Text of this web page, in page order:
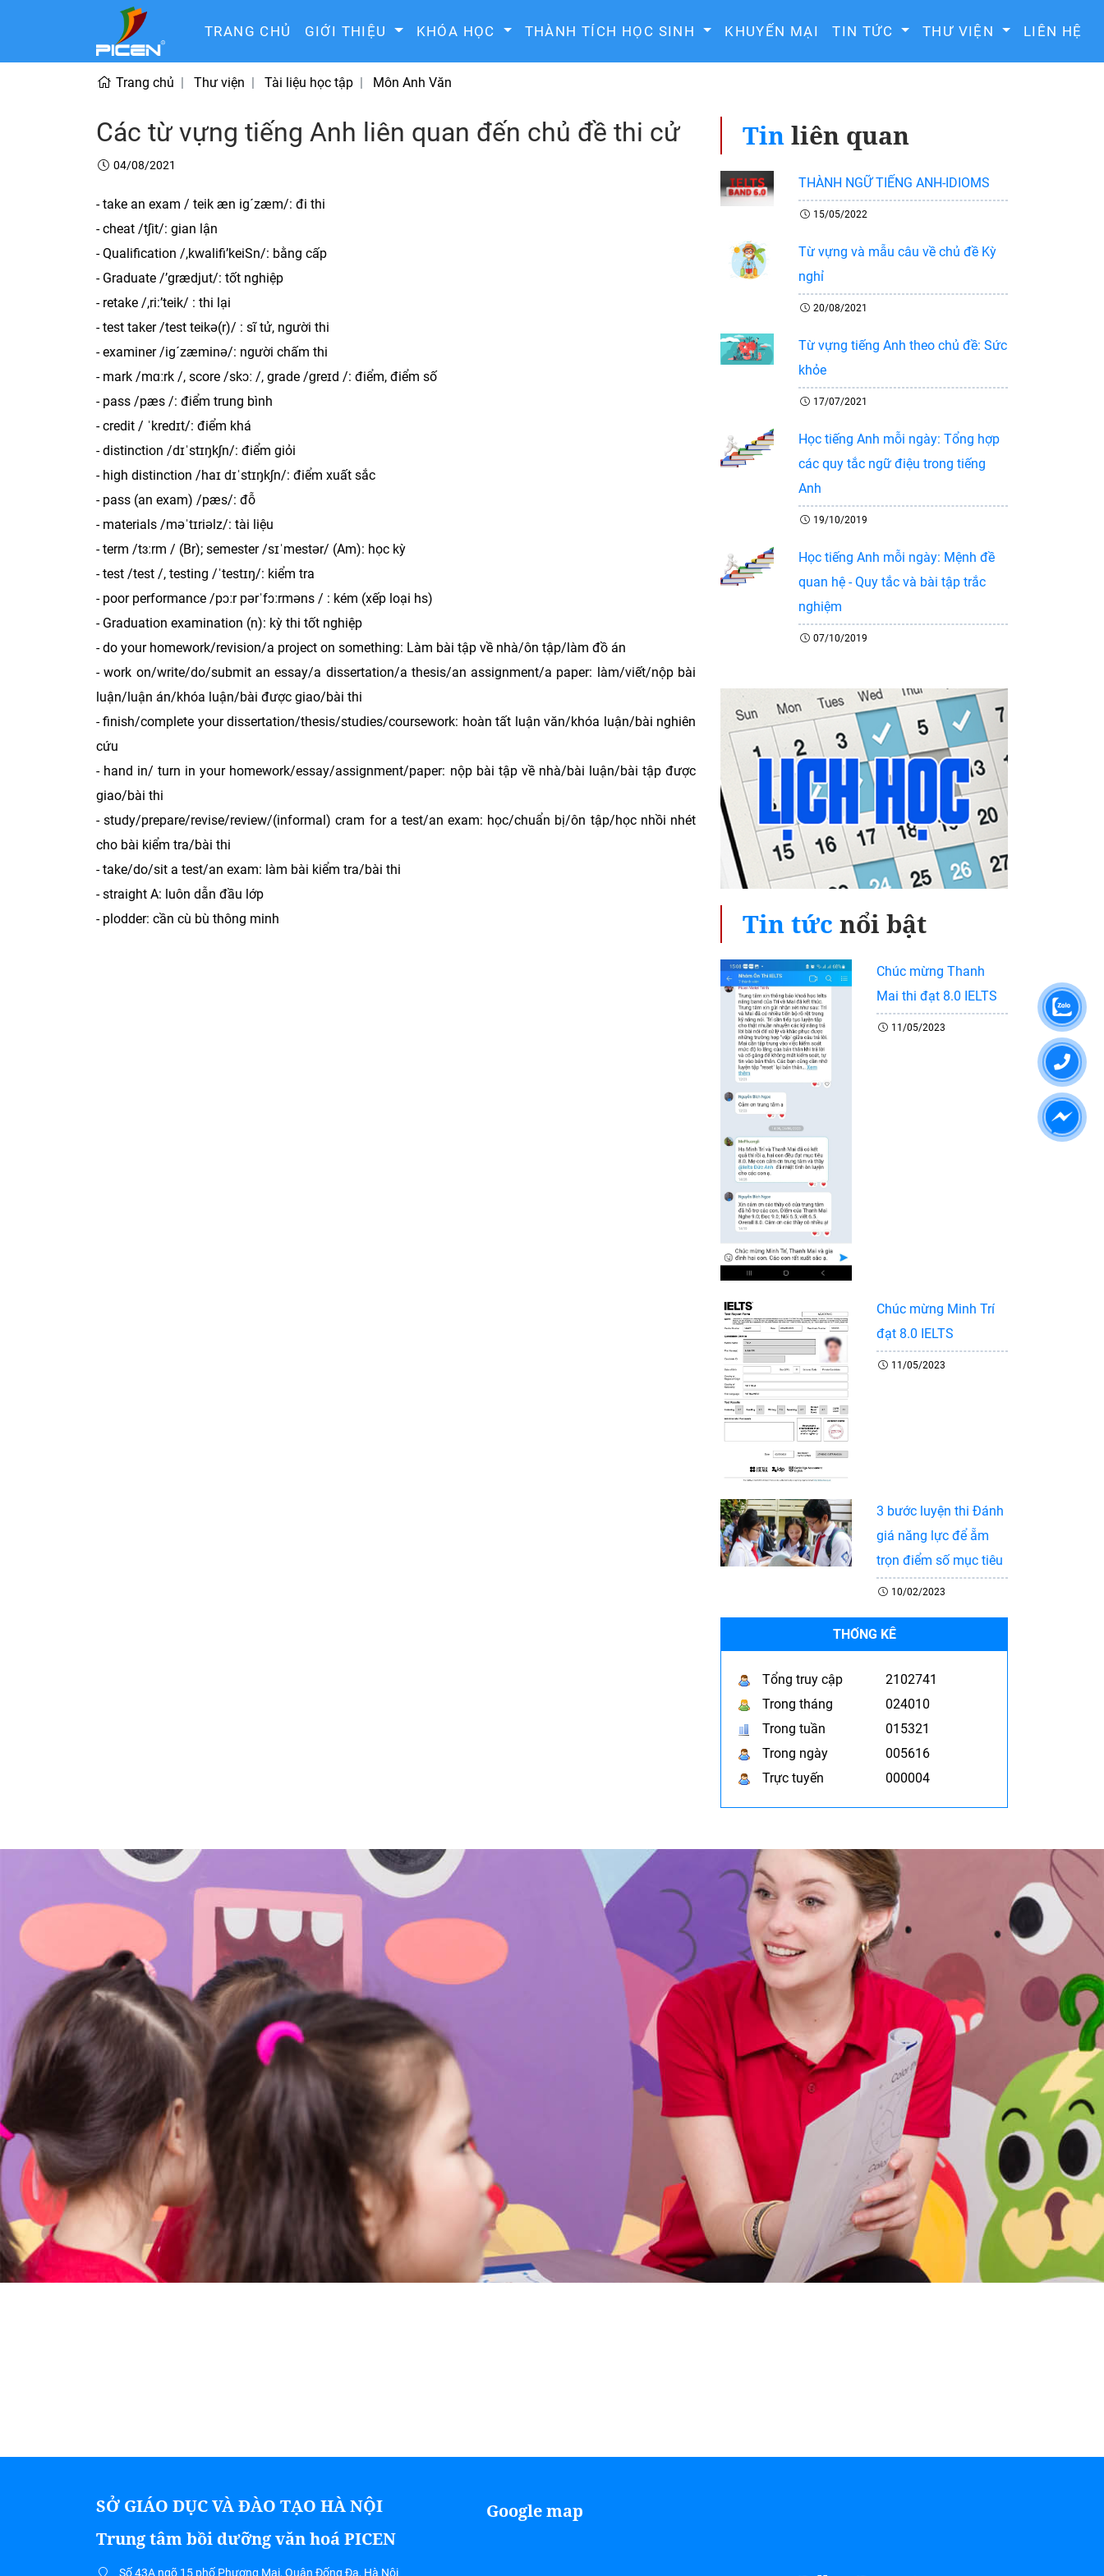
TRANG CHỦ GIỚI THIỆU KHÓA HỌC THÀNH TÍCH HỌC SINH KHUYẾN MẠI TIN TỨC THƯ VIỆN LIÊN HỆ
Trang chủ Thư viện Tài liệu học tập Môn Anh Văn
Các từ vựng tiếng Anh liên quan đến chủ đề thi cử
04/08/2021
- take an exam / teik æn ig´zæm/: đi thi
- cheat /tʃit/: gian lận
- Qualification /,kwalifi’keiSn/: bằng cấp
- Graduate /’grædjut/: tốt nghiệp
- retake /,ri:’teik/ : thi lại
- test taker /test teikə(r)/ : sĩ tử, người thi
- examiner /ig´zæminə/: người chấm thi
- mark /mɑːrk /, score /skɔː /, grade /ɡreɪd /: điểm, điểm số
- pass /pæs /: điểm trung bình
- credit / ˈkredɪt/: điểm khá
- distinction /dɪˈstɪŋkʃn/: điểm giỏi
- high distinction /haɪ dɪˈstɪŋkʃn/: điểm xuất sắc
- pass (an exam) /pæs/: đỗ
- materials /məˈtɪriəlz/: tài liệu
- term /tɜːrm / (Br); semester /sɪˈmestər/ (Am): học kỳ
- test /test /, testing /ˈtestɪŋ/: kiểm tra
- poor performance /pɔːr pərˈfɔːrməns / : kém (xếp loại hs)
- Graduation examination (n): kỳ thi tốt nghiệp
- do your homework/revision/a project on something: Làm bài tập về nhà/ôn tập/làm đồ án
- work on/write/do/submit an essay/a dissertation/a thesis/an assignment/a paper: làm/viết/nộp bài
luận/luận án/khóa luận/bài được giao/bài thi
- finish/complete your dissertation/thesis/studies/coursework: hoàn tất luận văn/khóa luận/bài nghiên
cứu
- hand in/ turn in your homework/essay/assignment/paper: nộp bài tập về nhà/bài luận/bài tập được
giao/bài thi
- study/prepare/revise/review/(informal) cram for a test/an exam: học/chuẩn bị/ôn tập/học nhồi nhét
cho bài kiểm tra/bài thi
- take/do/sit a test/an exam: làm bài kiểm tra/bài thi
- straight A: luôn dẫn đầu lớp
- plodder: cần cù bù thông minh
Tinliên quan
THÀNH NGỮ TIẾNG ANH-IDIOMS
15/05/2022
Từ vựng và mẫu câu về chủ đề Kỳ
nghỉ
20/08/2021
Từ vựng tiếng Anh theo chủ đề: Sức
khỏe
17/07/2021
Học tiếng Anh mỗi ngày: Tổng hợp
các quy tắc ngữ điệu trong tiếng
Anh
19/10/2019
Học tiếng Anh mỗi ngày: Mệnh đề
quan hệ - Quy tắc và bài tập trắc
nghiệm
07/10/2019
Tin tức nổi bật
Chúc mừng Thanh
Mai thi đạt 8.0 IELTS
11/05/2023
Chúc mừng Minh Trí
đạt 8.0 IELTS
11/05/2023
3 bước luyện thi Đánh
giá năng lực để ẵm
trọn điểm số mục tiêu
10/02/2023
THỐNG KÊ
Tổng truy cập
2102741
Trong tháng
024010
Trong tuần
015321
Trong ngày
005616
Trực tuyến
000004
SỞ GIÁO DỤC VÀ ĐÀO TẠO HÀ NỘI
Trung tâm bồi dưỡng văn hoá PICEN
Số 43A ngõ 15 phố Phương Mai, Quận Đống Đa, Hà Nội
Google map